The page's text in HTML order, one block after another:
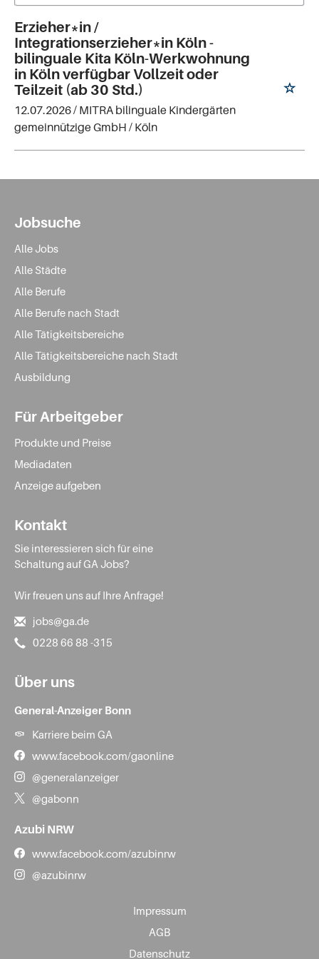
Erzieher*in /
Integrationserzieher*in Köln -
bilinguale Kita Köln-Werkwohnung
in Köln verfügbar Vollzeit oder
Teilzeit (ab 30 Std.)
12.07.2026 / MITRA bilinguale Kindergärten
gemeinnützige GmbH / Köln
Jobsuche
Alle Jobs
Alle Städte
Alle Berufe
Alle Berufe nach Stadt
Alle Tätigkeitsbereiche
Alle Tätigkeitsbereiche nach Stadt
Ausbildung
Für Arbeitgeber
Produkte und Preise
Mediadaten
Anzeige aufgeben
Kontakt
Sie interessieren sich für eine
Schaltung auf GA Jobs?
Wir freuen uns auf Ihre Anfrage!
jobs@ga.de
0228 66 88 -315
Über uns
General-Anzeiger Bonn
Karriere beim GA
www.facebook.com/gaonline
@generalanzeiger
@gabonn
Azubi NRW
www.facebook.com/azubinrw
@azubinrw
Impressum
AGB
Datenschutz